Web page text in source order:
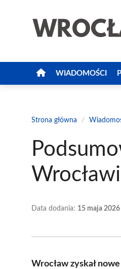
WIADOMOŚCI
Strona główna /
Data dodania: 15 maja 2026
Wrocław zyskał